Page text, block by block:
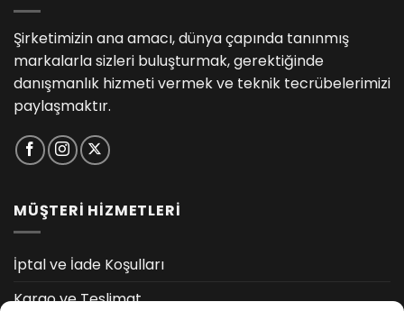
Şirketimizin ana amacı, dünya çapında tanınmış
markalarla sizleri buluşturmak, gerektiğinde
danışmanlık hizmeti vermek ve teknik tecrübelerimizi
paylaşmaktır.
MÜŞTERİ HİZMETLERİ
İptal ve İade Koşulları
Kargo ve Teslimat